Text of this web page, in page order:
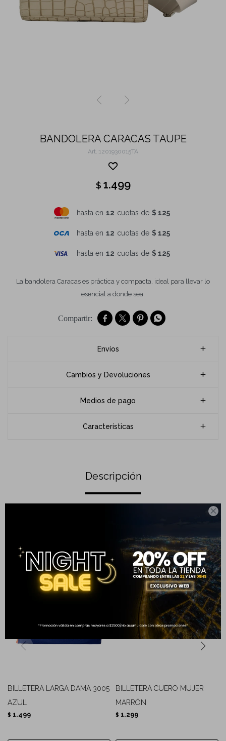

BANDOLERA CARACAS TAUPE
1201930015TA
$ 1.499
hasta en 12 cuotas de $ 125
hasta en 12 cuotas de $ 125
hasta en 12 cuotas de $ 125
La bandolera Caracas es práctica y compacta, ideal para llevar lo
esencial a donde sea.
   
Envíos
Cambios y Devoluciones
Medios de pago
Características
Descripción
Completá tu compra
BILLETERA LARGA DAMA 3005
AZUL
$ 1.499
BILLETERA CUERO MUJER
MARRÓN
$ 1.299